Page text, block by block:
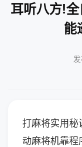
耳听八方!
能
打麻将实用秘
动麻将机靠程